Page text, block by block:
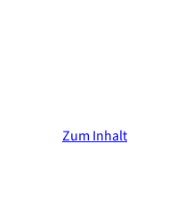
Zum Inhalt